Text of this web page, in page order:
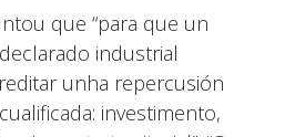
que “para que un
industrial
unha repercusión
investimento,